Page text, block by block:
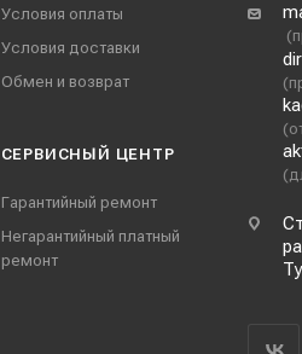
Условия оплаты
Условия доставки
Обмен и возврат
СЕРВИСНЫЙ ЦЕНТР
Гарантийный ремонт
Негарантийный платный
ремонт